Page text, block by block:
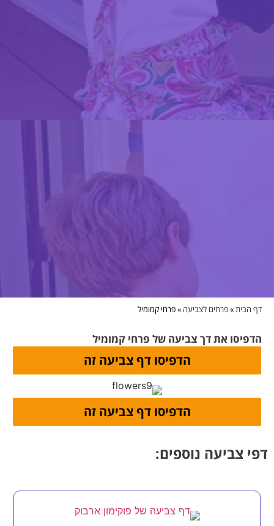
דף הבית»פרחים לצביעה »פרחי קמומיל
הדפיסו את דך צביעה של פרחי קמומיל
דפי צביעה נוספים: